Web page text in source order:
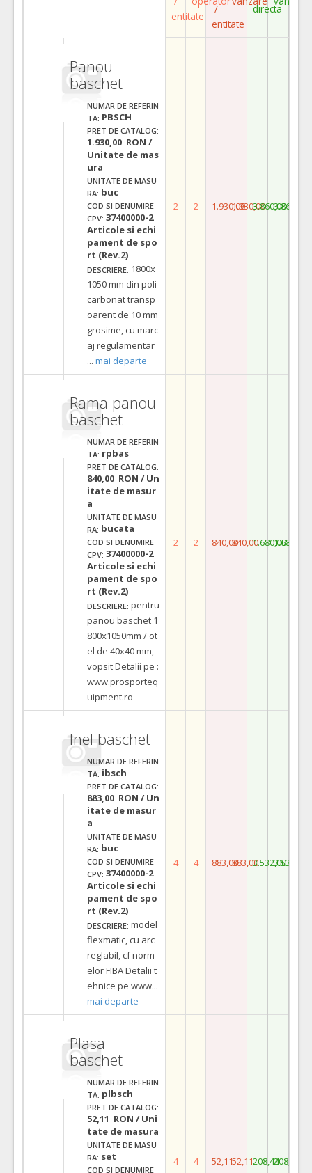
entitate
/
entitate
directa
Panou
baschet
NUMAR DE REFERIN
TA: PBSCH
PRET DE CATALOG:
1.930,00 RON /
Unitate de mas
ura
UNITATE DE MASU
RA: buc
COD SI DENUMIRE
CPV: 37400000-2
Articole si echi
pament de spo
rt (Rev.2)
DESCRIERE: 1800x
1050 mm din poli
carbonat transp
oarent de 10 mm
grosime, cu marc
aj regulamentar
... mai departe
2 2 1.930,001.930,003.860,003.860,00
Rama panou
baschet
NUMAR DE REFERIN
TA: rpbas
PRET DE CATALOG:
840,00 RON / Un
itate de masur
a
UNITATE DE MASU
RA: bucata
COD SI DENUMIRE
CPV: 37400000-2
Articole si echi
pament de spo
rt (Rev.2)
DESCRIERE: pentru
panou baschet 1
800x1050mm / ot
el de 40x40 mm,
vopsit Detalii pe :
www.prosporteq
uipment.ro
2 2 840,00840,001.680,001.680,00
Inel baschet
NUMAR DE REFERIN
TA: ibsch
PRET DE CATALOG:
883,00 RON / Un
itate de masur
a
UNITATE DE MASU
RA: buc
COD SI DENUMIRE
CPV: 37400000-2
Articole si echi
pament de spo
rt (Rev.2)
DESCRIERE: model
flexmatic, cu arc
reglabil, cf norm
elor FIBA Detalii t
ehnice pe www...
mai departe
4 4 883,00883,003.532,003.532,00
Plasa
baschet
NUMAR DE REFERIN
TA: plbsch
PRET DE CATALOG:
52,11 RON / Uni
tate de masura
UNITATE DE MASU
RA: set
COD SI DENUMIRE
4 4 52,1152,11208,44208,44